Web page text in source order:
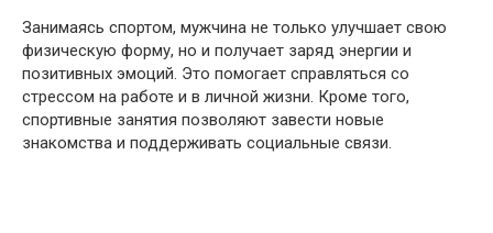
Занимаясь спортом, мужчина не только улучшает свою
физическую форму, но и получает заряд энергии и
позитивных эмоций. Это помогает справляться со
стрессом на работе и в личной жизни. Кроме того,
спортивные занятия позволяют завести новые
знакомства и поддерживать социальные связи.